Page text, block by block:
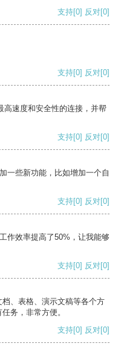
支持[0] 反对[0]
支持[0] 反对[0]
高速度和安全性的连接，并帮
支持[0] 反对[0]
一些新功能，比如增加一个自
支持[0] 反对[0]
作效率提高了50%，让我能够
支持[0] 反对[0]
、表格、演示文稿等各个方
务，非常方便。
支持[0] 反对[0]